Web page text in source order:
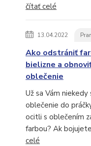
čítať celé
13.04.2022
Ako odstrániť
bielizne a
oblečenie
Už sa Vám
oblečenie do
ocitli s oblečením
farbou? Ak
celé